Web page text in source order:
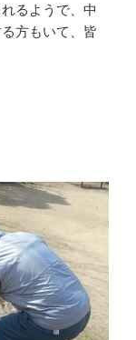
るようで、中
方もいて、皆